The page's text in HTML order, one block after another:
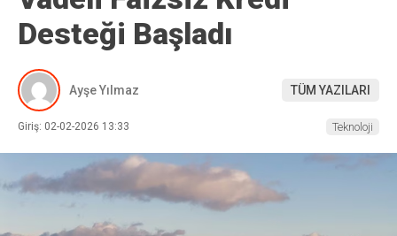
Desteği Başladı
Ayşe Yılmaz TÜM YAZILARI
Giriş: 02-02-2026 13:33 Teknoloji